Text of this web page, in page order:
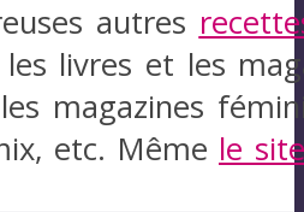
autres
livres et les
magazines
etc. Même le